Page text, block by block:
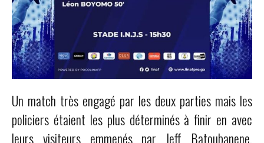
Un match très engagé par les deux parties mais les
policiers étaient les plus déterminés à finir en avec
leurs visiteurs emmenés par Jeff Batoubanene,